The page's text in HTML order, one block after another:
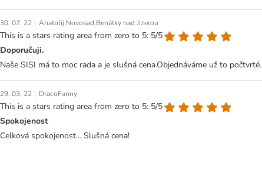
30. 07. 22 | Anatolij Novosad,Benátky nad Jizerou
This is a stars rating area from zero to 5: 5/5
Doporučuji.
Naše SISI má to moc rada a je slušná cena.Objednáváme už to počtvrté.
29. 03. 22 | DracoFanny
This is a stars rating area from zero to 5: 5/5
Spokojenost
Celková spokojenost... Slušná cena!